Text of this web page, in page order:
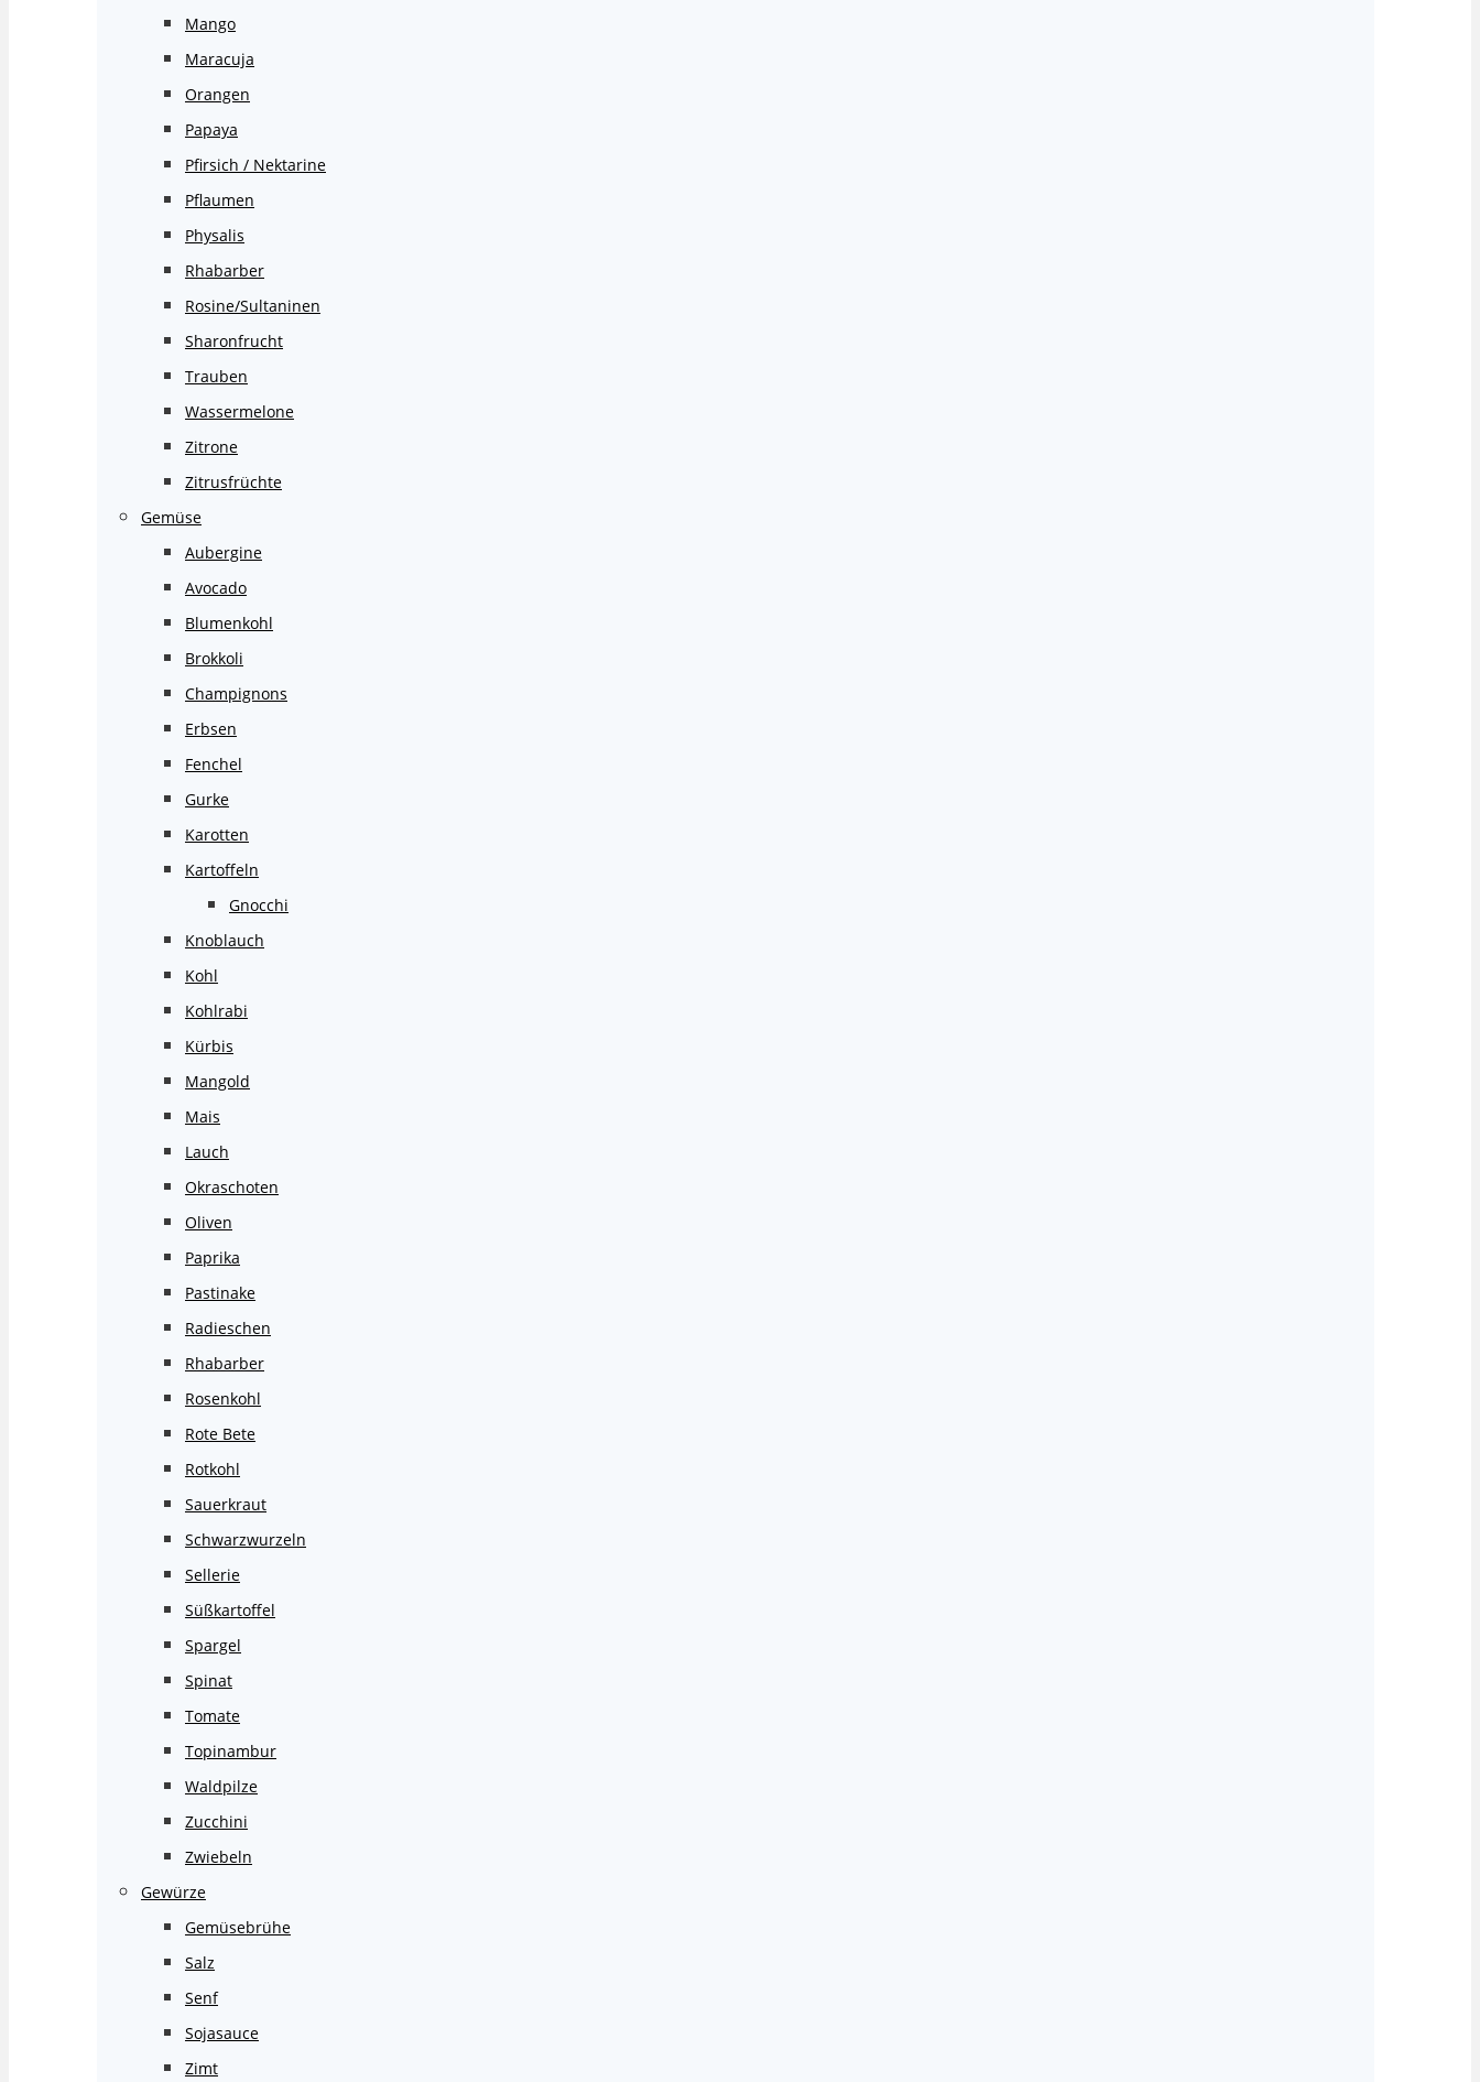
Mango
Maracuja
Orangen
Papaya
Pfirsich / Nektarine
Pflaumen
Physalis
Rhabarber
Rosine/Sultaninen
Sharonfrucht
Trauben
Wassermelone
Zitrone
Zitrusfrüchte
Gemüse
Aubergine
Avocado
Blumenkohl
Brokkoli
Champignons
Erbsen
Fenchel
Gurke
Karotten
Kartoffeln
Gnocchi
Knoblauch
Kohl
Kohlrabi
Kürbis
Mangold
Mais
Lauch
Okraschoten
Oliven
Paprika
Pastinake
Radieschen
Rhabarber
Rosenkohl
Rote Bete
Rotkohl
Sauerkraut
Schwarzwurzeln
Sellerie
Süßkartoffel
Spargel
Spinat
Tomate
Topinambur
Waldpilze
Zucchini
Zwiebeln
Gewürze
Gemüsebrühe
Salz
Senf
Sojasauce
Zimt